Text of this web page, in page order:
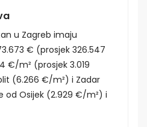
u Zagreb imaju
€ (prosjek 326.547
€/m² (prosjek 3.019
(6.266 €/m²) i Zadar
od Osijek (2.929 €/m²) i